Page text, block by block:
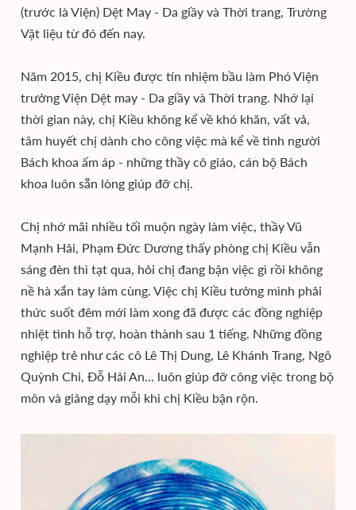
(trước là Viện) Dệt May - Da giầy và Thời trang, Trường
Vật liệu từ đó đến nay.
Năm 2015, chị Kiều được tín nhiệm bầu làm Phó Viện
trưởng Viện Dệt may - Da giầy và Thời trang. Nhớ lại
thời gian này, chị Kiều không kể về khó khăn, vất vả,
tâm huyết chị dành cho công việc mà kể về tình người
Bách khoa ấm áp - những thầy cô giáo, cán bộ Bách
khoa luôn sẵn lòng giúp đỡ chị.
Chị nhớ mãi nhiều tối muộn ngày làm việc, thầy Vũ
Mạnh Hải, Phạm Đức Dương thấy phòng chị Kiều vẫn
sáng đèn thì tạt qua, hỏi chị đang bận việc gì rồi không
nề hà xắn tay làm cùng. Việc chị Kiều tưởng mình phải
thức suốt đêm mới làm xong đã được các đồng nghiệp
nhiệt tình hỗ trợ, hoàn thành sau 1 tiếng. Những đồng
nghiệp trẻ như các cô Lê Thị Dung, Lê Khánh Trang, Ngô
Quỳnh Chi, Đỗ Hải An... luôn giúp đỡ công việc trong bộ
môn và giảng dạy mỗi khi chị Kiều bận rộn.